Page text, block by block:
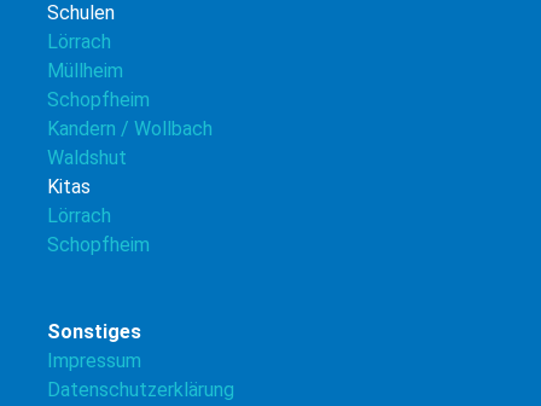
Schulen
Lörrach
Müllheim
Schopfheim
Kandern / Wollbach
Waldshut
Kitas
Lörrach
Schopfheim
Sonstiges
Impressum
Datenschutzerklärung